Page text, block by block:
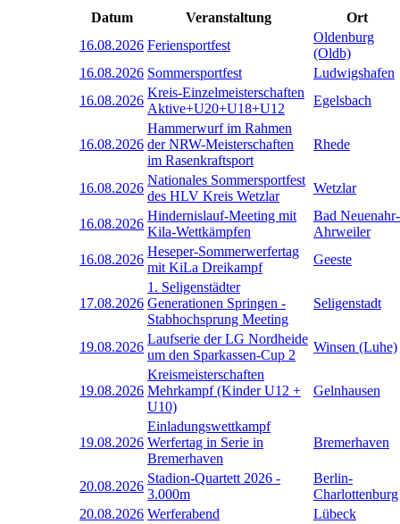
Datum Veranstaltung
Ort
16.08.2026 Feriensportfest
Oldenburg
(Oldb)
16.08.2026 Sommersportfest
Ludwigshafen
16.08.2026
Kreis-Einzelmeisterschaften
Aktive+U20+U18+U12
Egelsbach
16.08.2026
Hammerwurf im Rahmen
der NRW-Meisterschaften
im Rasenkraftsport
Rhede
16.08.2026
Nationales Sommersportfest
des HLV Kreis Wetzlar
Wetzlar
16.08.2026
Hindernislauf-Meeting mit
Kila-Wettkämpfen
Bad Neuenahr-
Ahrweiler
16.08.2026
Heseper-Sommerwerfertag
mit KiLa Dreikampf
Geeste
17.08.2026
1. Seligenstädter
Generationen Springen -
Stabhochsprung Meeting
Seligenstadt
19.08.2026
Laufserie der LG Nordheide
um den Sparkassen-Cup 2
Winsen (Luhe)
19.08.2026
Kreismeisterschaften
Mehrkampf (Kinder U12 +
U10)
Gelnhausen
19.08.2026
Einladungswettkampf
Werfertag in Serie in
Bremerhaven
Bremerhaven
20.08.2026
Stadion-Quartett 2026 -
3.000m
Berlin-
Charlottenburg
20.08.2026 Werferabend Lübeck